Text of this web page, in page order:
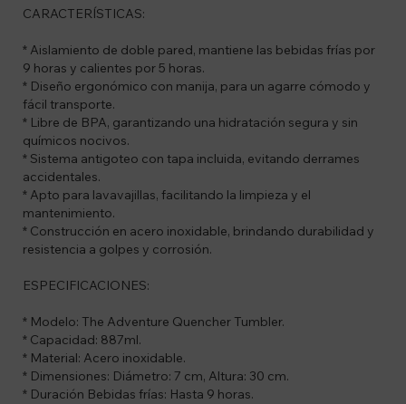
CARACTERÍSTICAS:
* Aislamiento de doble pared, mantiene las bebidas frías por
9 horas y calientes por 5 horas.
* Diseño ergonómico con manija, para un agarre cómodo y
fácil transporte.
* Libre de BPA, garantizando una hidratación segura y sin
químicos nocivos.
* Sistema antigoteo con tapa incluida, evitando derrames
accidentales.
* Apto para lavavajillas, facilitando la limpieza y el
mantenimiento.
* Construcción en acero inoxidable, brindando durabilidad y
resistencia a golpes y corrosión.
ESPECIFICACIONES:
* Modelo: The Adventure Quencher Tumbler.
* Capacidad: 887ml.
* Material: Acero inoxidable.
* Dimensiones: Diámetro: 7 cm, Altura: 30 cm.
* Duración Bebidas frías: Hasta 9 horas.